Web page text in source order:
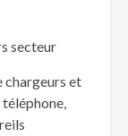
secteur
chargeurs et